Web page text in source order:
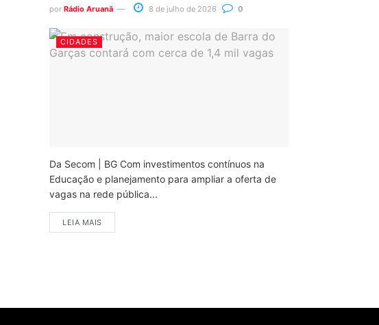
por Rádio Aruanã 8 de julho de 2026 0
CIDADES
Da Secom | BG Com investimentos contínuos na
Educação e planejamento para ampliar a oferta de
vagas na rede pública...
LEIA MAIS